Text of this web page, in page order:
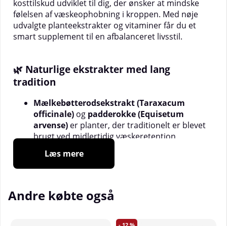
kosttilskud udviklet til dig, der ønsker at mindske
følelsen af væskeophobning i kroppen. Med nøje
udvalgte planteekstrakter og vitaminer får du et
smart supplement til en afbalanceret livsstil.
🌿 Naturlige ekstrakter med lang
tradition
Mælkebøtterodsekstrakt (Taraxacum
officinale) og padderokke (Equisetum
arvense) er planter, der traditionelt er blevet
brugt ved midlertidig væskeretention.
Brændenælde, enebær, melbærris og buchu
er plantebaserede ingredienser med lang
væskeophobning.
indeholder naturlige polyfenoler og anvendes
Læs mere
Andre købte også